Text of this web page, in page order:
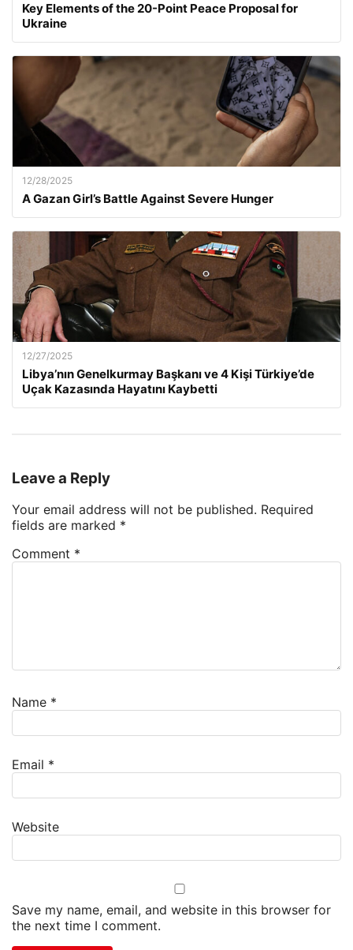
Key Elements of the 20-Point Peace Proposal for
Ukraine
12/28/2025
A Gazan Girl’s Battle Against Severe Hunger
12/27/2025
Libya’nın Genelkurmay Başkanı ve 4 Kişi Türkiye’de
Uçak Kazasında Hayatını Kaybetti
Leave a Reply
Your email address will not be published. Required
fields are marked *
Comment *
Name *
Email *
Website
Save my name, email, and website in this browser for
the next time I comment.